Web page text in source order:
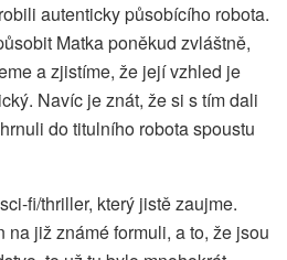
autenticky působícího robota.
Matka poněkud zvláštně,
a zjistíme, že její vzhled je
Navíc je znát, že si s tím dali
do titulního robota spoustu
fi/thriller, který jistě zaujme.
již známé formuli, a to, že jsou